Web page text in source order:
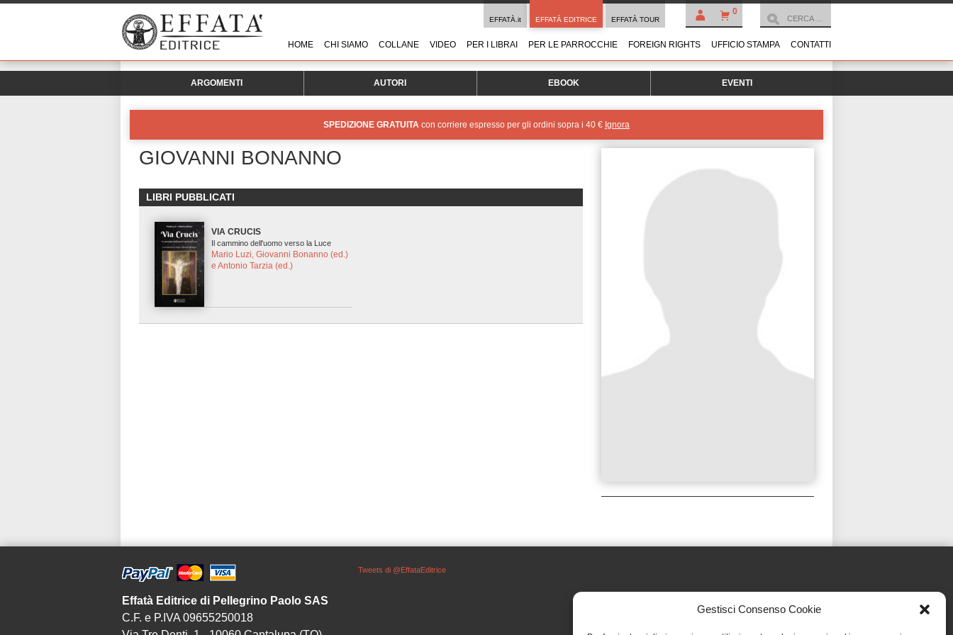
Gestisci Consenso Cookie
0
EFFATÀ.it EFFATÀ EDITRICE EFFATÀ TOUR
HOME CHI SIAMO COLLANE VIDEO PER I LIBRAI PER LE PARROCCHIE FOREIGN RIGHTS UFFICIO STAMPA CONTATTI
ARGOMENTI AUTORI EBOOK EVENTI
SPEDIZIONE GRATUITA con corriere espresso per gli ordini sopra i 40 € Ignora
GIOVANNI BONANNO
LIBRI PUBBLICATI
VIA CRUCIS
Il cammino dell'uomo verso la Luce
Mario Luzi, Giovanni Bonanno (ed.)
e Antonio Tarzia (ed.)
Effatà Editrice di Pellegrino Paolo SAS
C.F. e P.IVA 09655250018
Tweets di @EffataEditrice